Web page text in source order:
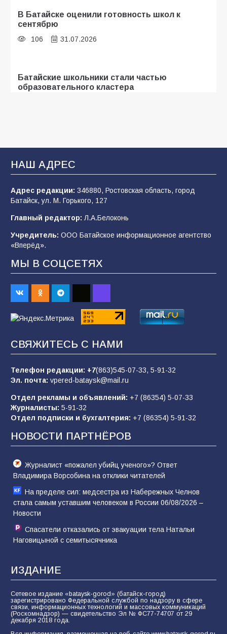
В Батайске оценили готовность школ к
сентябрю
106 31.07.2026
Батайские школьники стали частью
образовательного кластера
деле происходит в армии России в августе
2026 года
101 03.08.2026
В Батайске продолжаются дорожные работы
Батайчане привезли 20 наград с областных
соревнований
93 06.08.2026
пропагандистский вброс
«Слухами Москву не возьмёшь»: почему
заявления Киева о мобилизации — это
отчаяние, а не разведка
81 02.08.2026
НАШ АДРЕС
Адрес редакции: 346880, Ростовская область, город
Батайск, ул. М. Горького, 127
Главный редактор: Л.А.Белоконь
Учредитель: ООО Батайское информационное агентство
«Вперёд».
МЫ В СОЦСЕТЯХ
СВЯЖИТЕСЬ С НАМИ
Телефон редакции: +7(863)545-07-33, 5-91-32
Эл. почта: vpered-bataysk@mail.ru
Отдел рекламы и объявлений: +7 (86354) 5-07-33
Журналисты: 5-91-32
Отдел подписки и бухгалтерия: +7 (86354) 5-91-32
НОВОСТИ ПАРТНЁРОВ
Журналист «пожалел убийц ученого»? Ответ
Владимира Ворсобина на отклики читателей
На пределе сил: медсестра из Набережных Челнов
стала самым уставшим человеком в России 06/08/2026 –
Новости
Спасатели отказались от эвакуации тела Натальи
Наговицыной с семитысячника
ИЗДАНИЕ
Сетевое издание «bataysk-gorod» (батайск-город)
зарегистрировано Федеральной службой по надзору в сфере
связи, информационных технологий и массовых коммуникаций
(Роскомнадзор) — свидетельство Эл № ФС77-74707 от 29
декабря 2018 года.